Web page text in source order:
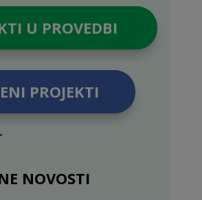
U PROVEDBI
PROJEKTI
NOVOSTI